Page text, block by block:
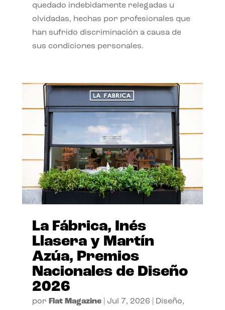
quedado indebidamente relegadas u
olvidadas, hechas por profesionales que
han sufrido discriminación a causa de
sus condiciones personales.
La Fábrica, Inés
Llasera y Martín
Azúa, Premios
Nacionales de Diseño
2026
por Flat Magazine| Jul 7, 2026 Diseño,